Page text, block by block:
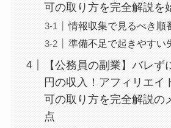
可の取り方を完全解説を
情報収集で見るべき順
準備不足で起きやすい
【公務員の副業】バレ
円の収入！アフィリエイ
可の取り方を完全解説の
点